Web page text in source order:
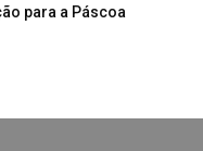
para a Páscoa